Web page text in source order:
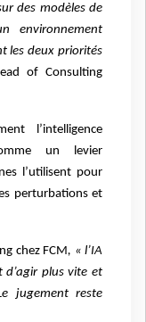
des modèles de
environnement
les deux priorités
of Consulting
l’intelligence
un levier
l’utilisent pour
perturbations et
chez FCM, « l’IA
d’agir plus vite et
jugement reste